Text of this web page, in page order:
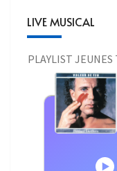
LIVE MUSICAL
PLAYLIST
Bernard Lavilliers - Bernard